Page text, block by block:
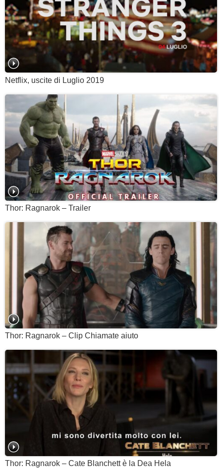
Netflix, uscite di Luglio 2019
Thor: Ragnarok – Trailer
Thor: Ragnarok – Clip Chiamate aiuto
Thor: Ragnarok – Cate Blanchett è la Dea Hela